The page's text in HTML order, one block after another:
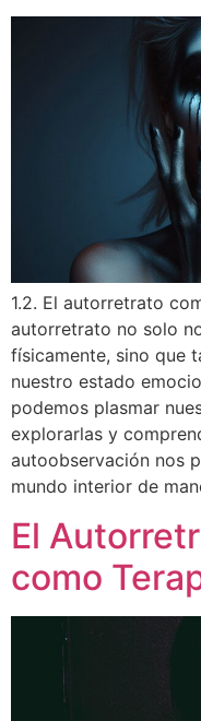
1.2. El autorretrato
autorretrato no solo
físicamente, sino que
nuestro estado
podemos plasmar
explorarlas y
autoobservación nos
mundo interior de
El
como